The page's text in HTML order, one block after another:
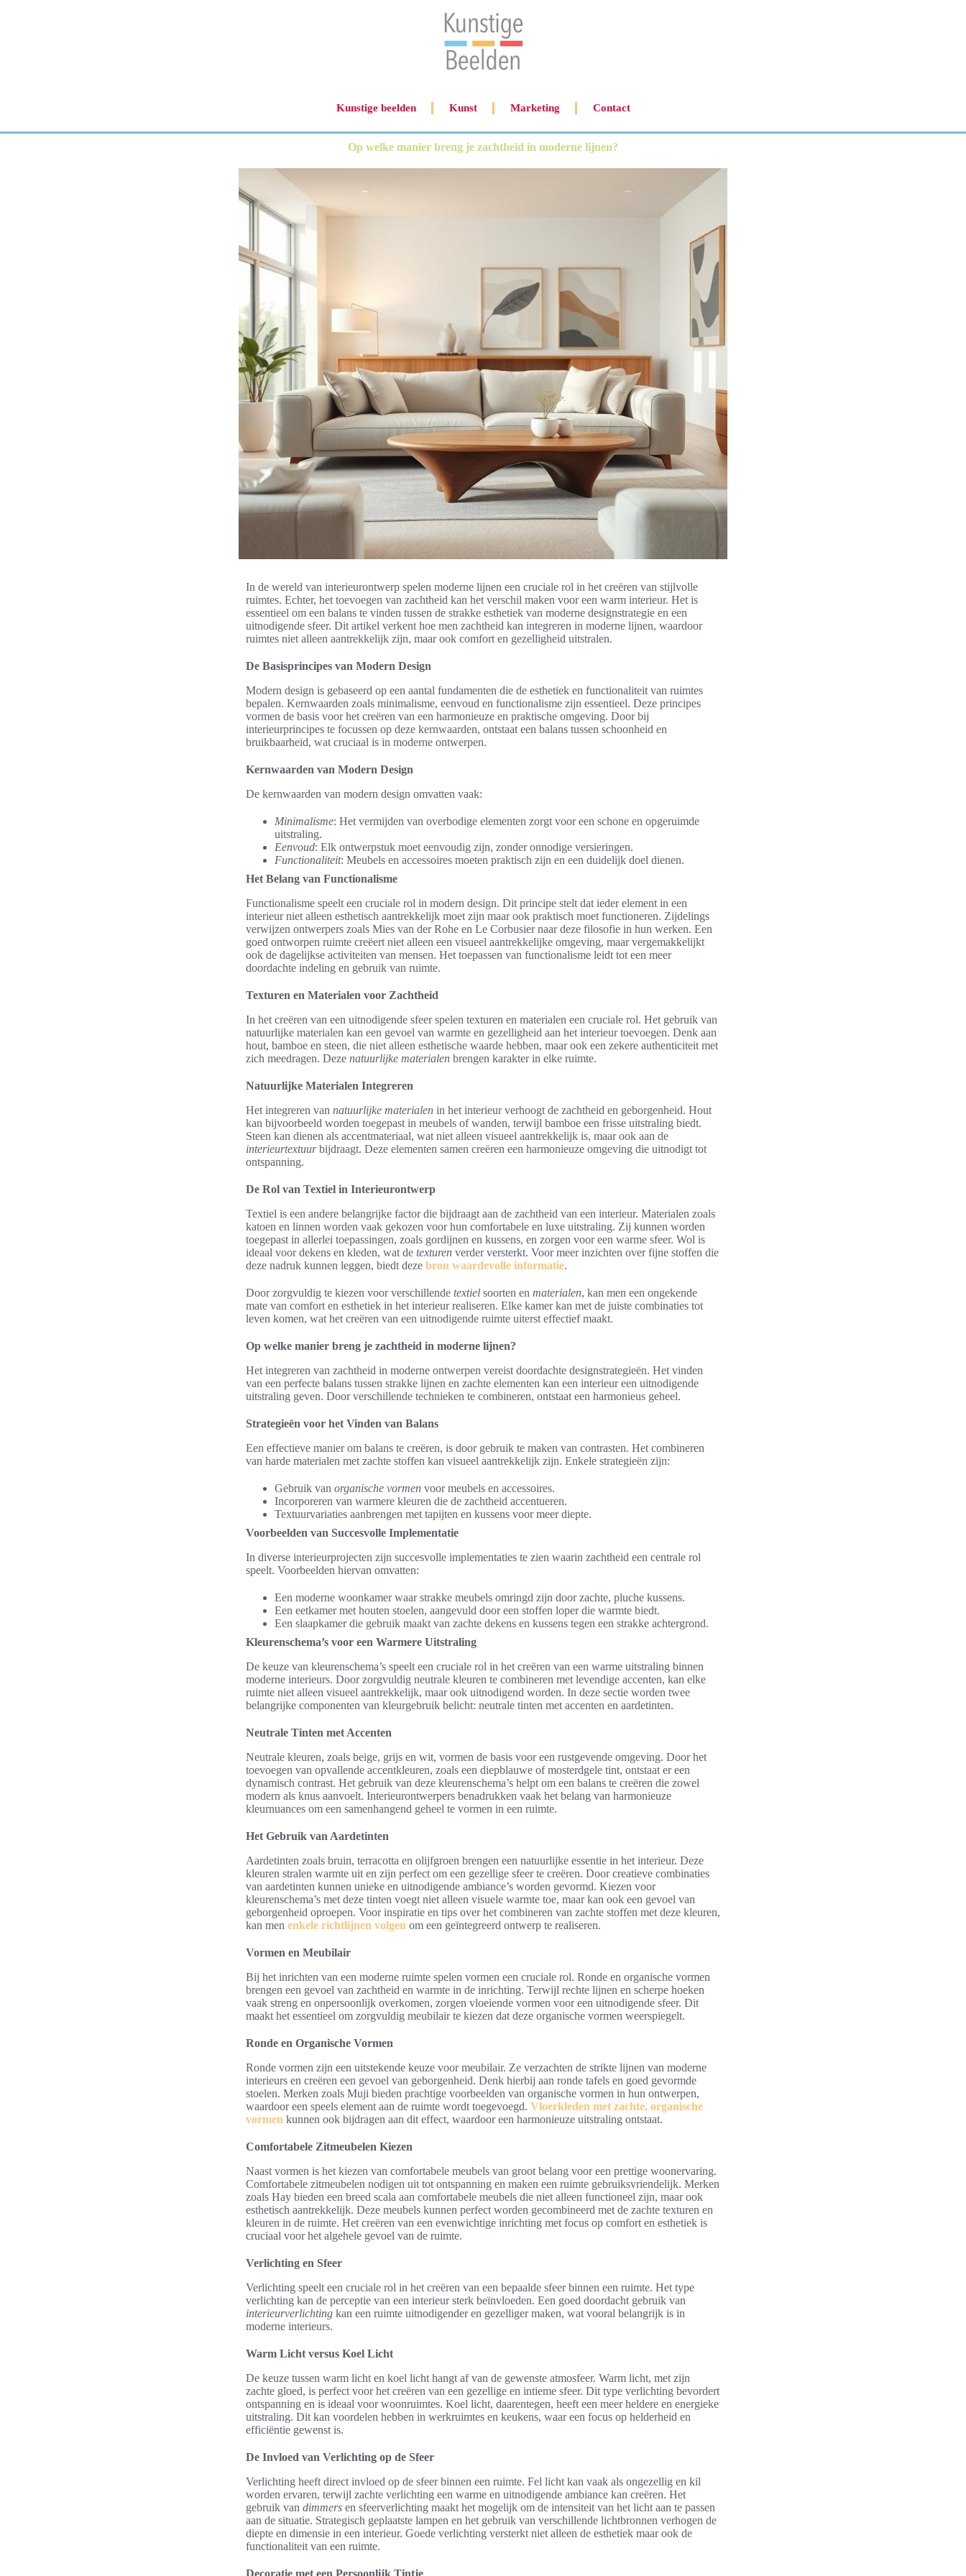
Kunstige beelden Kunst Marketing Contact
Op welke manier breng je zachtheid in moderne lijnen?
In de wereld van interieurontwerp spelen moderne lijnen een cruciale rol in het creëren van stijlvolle
ruimtes. Echter, het toevoegen van zachtheid kan het verschil maken voor een warm interieur. Het is
essentieel om een balans te vinden tussen de strakke esthetiek van moderne designstrategie en een
uitnodigende sfeer. Dit artikel verkent hoe men zachtheid kan integreren in moderne lijnen, waardoor
ruimtes niet alleen aantrekkelijk zijn, maar ook comfort en gezelligheid uitstralen.
De Basisprincipes van Modern Design
Modern design is gebaseerd op een aantal fundamenten die de esthetiek en functionaliteit van ruimtes
bepalen. Kernwaarden zoals minimalisme, eenvoud en functionalisme zijn essentieel. Deze principes
vormen de basis voor het creëren van een harmonieuze en praktische omgeving. Door bij
interieurprincipes te focussen op deze kernwaarden, ontstaat een balans tussen schoonheid en
bruikbaarheid, wat cruciaal is in moderne ontwerpen.
Kernwaarden van Modern Design
De kernwaarden van modern design omvatten vaak:
Minimalisme: Het vermijden van overbodige elementen zorgt voor een schone en opgeruimde
uitstraling.
Eenvoud: Elk ontwerpstuk moet eenvoudig zijn, zonder onnodige versieringen.
Functionaliteit: Meubels en accessoires moeten praktisch zijn en een duidelijk doel dienen.
Het Belang van Functionalisme
Functionalisme speelt een cruciale rol in modern design. Dit principe stelt dat ieder element in een
interieur niet alleen esthetisch aantrekkelijk moet zijn maar ook praktisch moet functioneren. Zijdelings
verwijzen ontwerpers zoals Mies van der Rohe en Le Corbusier naar deze filosofie in hun werken. Een
goed ontworpen ruimte creëert niet alleen een visueel aantrekkelijke omgeving, maar vergemakkelijkt
ook de dagelijkse activiteiten van mensen. Het toepassen van functionalisme leidt tot een meer
doordachte indeling en gebruik van ruimte.
Texturen en Materialen voor Zachtheid
In het creëren van een uitnodigende sfeer spelen texturen en materialen een cruciale rol. Het gebruik van
natuurlijke materialen kan een gevoel van warmte en gezelligheid aan het interieur toevoegen. Denk aan
hout, bamboe en steen, die niet alleen esthetische waarde hebben, maar ook een zekere authenticiteit met
zich meedragen. Deze natuurlijke materialen brengen karakter in elke ruimte.
Natuurlijke Materialen Integreren
Het integreren van natuurlijke materialen in het interieur verhoogt de zachtheid en geborgenheid. Hout
kan bijvoorbeeld worden toegepast in meubels of wanden, terwijl bamboe een frisse uitstraling biedt.
Steen kan dienen als accentmateriaal, wat niet alleen visueel aantrekkelijk is, maar ook aan de
interieurtextuurbijdraagt. Deze elementen samen creëren een harmonieuze omgeving die uitnodigt tot
ontspanning.
De Rol van Textiel in Interieurontwerp
Textiel is een andere belangrijke factor die bijdraagt aan de zachtheid van een interieur. Materialen zoals
katoen en linnen worden vaak gekozen voor hun comfortabele en luxe uitstraling. Zij kunnen worden
toegepast in allerlei toepassingen, zoals gordijnen en kussens, en zorgen voor een warme sfeer. Wol is
ideaal voor dekens en kleden, wat de texturen verder versterkt. Voor meer inzichten over fijne stoffen die
deze nadruk kunnen leggen, biedt deze bron waardevolle informatie.
Door zorgvuldig te kiezen voor verschillende textiel soorten en materialen, kan men een ongekende
mate van comfort en esthetiek in het interieur realiseren. Elke kamer kan met de juiste combinaties tot
leven komen, wat het creëren van een uitnodigende ruimte uiterst effectief maakt.
Op welke manier breng je zachtheid in moderne lijnen?
Het integreren van zachtheid in moderne ontwerpen vereist doordachte designstrategieën. Het vinden
van een perfecte balans tussen strakke lijnen en zachte elementen kan een interieur een uitnodigende
uitstraling geven. Door verschillende technieken te combineren, ontstaat een harmonieus geheel.
Strategieën voor het Vinden van Balans
Een effectieve manier om balans te creëren, is door gebruik te maken van contrasten. Het combineren
van harde materialen met zachte stoffen kan visueel aantrekkelijk zijn. Enkele strategieën zijn:
Gebruik van organische vormen voor meubels en accessoires.
Incorporeren van warmere kleuren die de zachtheid accentueren.
Textuurvariaties aanbrengen met tapijten en kussens voor meer diepte.
Voorbeelden van Succesvolle Implementatie
In diverse interieurprojecten zijn succesvolle implementaties te zien waarin zachtheid een centrale rol
speelt. Voorbeelden hiervan omvatten:
Een moderne woonkamer waar strakke meubels omringd zijn door zachte, pluche kussens.
Een eetkamer met houten stoelen, aangevuld door een stoffen loper die warmte biedt.
Een slaapkamer die gebruik maakt van zachte dekens en kussens tegen een strakke achtergrond.
Kleurenschema’s voor een Warmere Uitstraling
De keuze van kleurenschema’s speelt een cruciale rol in het creëren van een warme uitstraling binnen
moderne interieurs. Door zorgvuldig neutrale kleuren te combineren met levendige accenten, kan elke
ruimte niet alleen visueel aantrekkelijk, maar ook uitnodigend worden. In deze sectie worden twee
belangrijke componenten van kleurgebruik belicht: neutrale tinten met accenten en aardetinten.
Neutrale Tinten met Accenten
Neutrale kleuren, zoals beige, grijs en wit, vormen de basis voor een rustgevende omgeving. Door het
toevoegen van opvallende accentkleuren, zoals een diepblauwe of mosterdgele tint, ontstaat er een
dynamisch contrast. Het gebruik van deze kleurenschema’s helpt om een balans te creëren die zowel
modern als knus aanvoelt. Interieurontwerpers benadrukken vaak het belang van harmonieuze
kleurnuances om een samenhangend geheel te vormen in een ruimte.
Het Gebruik van Aardetinten
Aardetinten zoals bruin, terracotta en olijfgroen brengen een natuurlijke essentie in het interieur. Deze
kleuren stralen warmte uit en zijn perfect om een gezellige sfeer te creëren. Door creatieve combinaties
van aardetinten kunnen unieke en uitnodigende ambiance’s worden gevormd. Kiezen voor
kleurenschema’s met deze tinten voegt niet alleen visuele warmte toe, maar kan ook een gevoel van
geborgenheid oproepen. Voor inspiratie en tips over het combineren van zachte stoffen met deze kleuren,
kan men enkele richtlijnen volgen om een geïntegreerd ontwerp te realiseren.
Vormen en Meubilair
Bij het inrichten van een moderne ruimte spelen vormen een cruciale rol. Ronde en organische vormen
brengen een gevoel van zachtheid en warmte in de inrichting. Terwijl rechte lijnen en scherpe hoeken
vaak streng en onpersoonlijk overkomen, zorgen vloeiende vormen voor een uitnodigende sfeer. Dit
maakt het essentieel om zorgvuldig meubilair te kiezen dat deze organische vormen weerspiegelt.
Ronde en Organische Vormen
Ronde vormen zijn een uitstekende keuze voor meubilair. Ze verzachten de strikte lijnen van moderne
interieurs en creëren een gevoel van geborgenheid. Denk hierbij aan ronde tafels en goed gevormde
stoelen. Merken zoals Muji bieden prachtige voorbeelden van organische vormen in hun ontwerpen,
waardoor een speels element aan de ruimte wordt toegevoegd. Vloerkleden met zachte, organische
vormen kunnen ook bijdragen aan dit effect, waardoor een harmonieuze uitstraling ontstaat.
Comfortabele Zitmeubelen Kiezen
Naast vormen is het kiezen van comfortabele meubels van groot belang voor een prettige woonervaring.
Comfortabele zitmeubelen nodigen uit tot ontspanning en maken een ruimte gebruiksvriendelijk. Merken
zoals Hay bieden een breed scala aan comfortabele meubels die niet alleen functioneel zijn, maar ook
esthetisch aantrekkelijk. Deze meubels kunnen perfect worden gecombineerd met de zachte texturen en
kleuren in de ruimte. Het creëren van een evenwichtige inrichting met focus op comfort en esthetiek is
cruciaal voor het algehele gevoel van de ruimte.
Verlichting en Sfeer
Verlichting speelt een cruciale rol in het creëren van een bepaalde sfeer binnen een ruimte. Het type
verlichting kan de perceptie van een interieur sterk beïnvloeden. Een goed doordacht gebruik van
interieurverlichting kan een ruimte uitnodigender en gezelliger maken, wat vooral belangrijk is in
moderne interieurs.
Warm Licht versus Koel Licht
De keuze tussen warm licht en koel licht hangt af van de gewenste atmosfeer. Warm licht, met zijn
zachte gloed, is perfect voor het creëren van een gezellige en intieme sfeer. Dit type verlichting bevordert
ontspanning en is ideaal voor woonruimtes. Koel licht, daarentegen, heeft een meer heldere en energieke
uitstraling. Dit kan voordelen hebben in werkruimtes en keukens, waar een focus op helderheid en
efficiëntie gewenst is.
De Invloed van Verlichting op de Sfeer
Verlichting heeft direct invloed op de sfeer binnen een ruimte. Fel licht kan vaak als ongezellig en kil
worden ervaren, terwijl zachte verlichting een warme en uitnodigende ambiance kan creëren. Het
gebruik van dimmers en sfeerverlichting maakt het mogelijk om de intensiteit van het licht aan te passen
aan de situatie. Strategisch geplaatste lampen en het gebruik van verschillende lichtbronnen verhogen de
diepte en dimensie in een interieur. Goede verlichting versterkt niet alleen de esthetiek maar ook de
functionaliteit van een ruimte.
Decoratie met een Persoonlijk Tintje